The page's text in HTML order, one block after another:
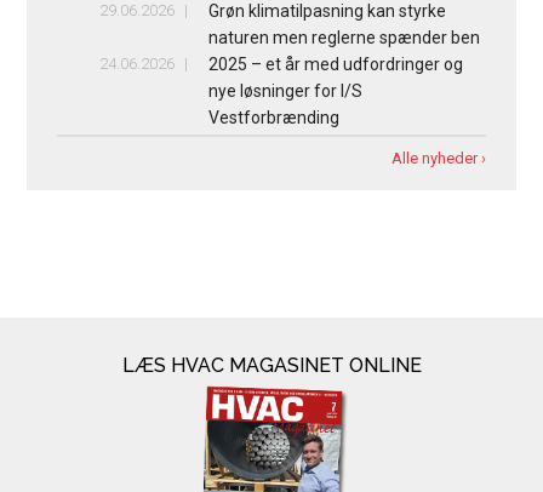
29.06.2026
Grøn klimatilpasning kan styrke
naturen men reglerne spænder ben
24.06.2026
2025 – et år med udfordringer og
nye løsninger for I/S
Vestforbrænding
Alle nyheder ›
LÆS HVAC MAGASINET ONLINE